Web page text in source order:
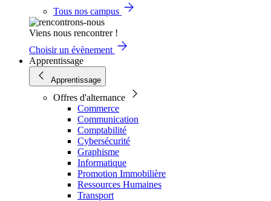
Tous nos campus
Viens nous rencontrer !
Choisir un évènement
Apprentissage
Apprentissage
Offres d'alternance
Commerce
Communication
Comptabilité
Cybersécurité
Graphisme
Informatique
Promotion Immobilière
Ressources Humaines
Transport